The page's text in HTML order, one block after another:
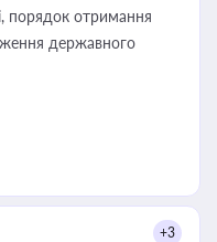
порядок отримання
державного
+3